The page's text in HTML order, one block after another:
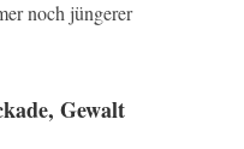
noch jüngerer
Gewalt